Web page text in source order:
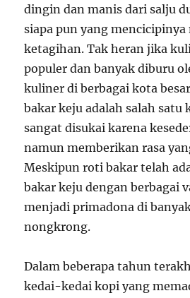
dingin dan manis dari salju
siapa pun yang mencicipinya
ketagihan. Tak heran jika
populer dan banyak diburu
kuliner di berbagai kota
bakar keju adalah salah satu
sangat disukai karena
namun memberikan rasa
Meskipun roti bakar telah
bakar keju dengan berbagai
menjadi primadona di
nongkrong.
Dalam beberapa tahun
kedai-kedai kopi yang